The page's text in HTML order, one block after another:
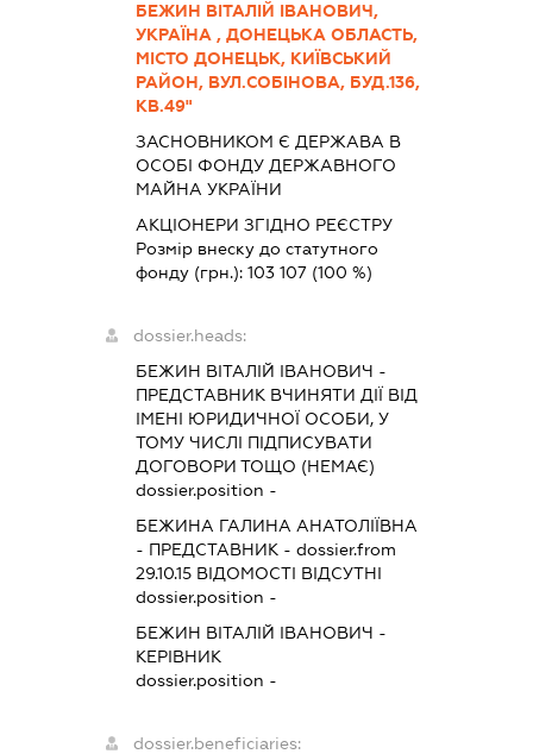
БЕЖИН ВІТАЛІЙ ІВАНОВИЧ,
УКРАЇНА , ДОНЕЦЬКА ОБЛАСТЬ,
МІСТО ДОНЕЦЬК, КИЇВСЬКИЙ
РАЙОН, ВУЛ.СОБІНОВА, БУД.136,
КВ.49"
ЗАСНОВНИКОМ Є ДЕРЖАВА В
ОСОБІ ФОНДУ ДЕРЖАВНОГО
МАЙНА УКРАЇНИ
АКЦІОНЕРИ ЗГІДНО РЕЄСТРУ
Розмір внеску до статутного
фонду (грн.):103 107 (100 %)
dossier.heads:
БЕЖИН ВІТАЛІЙ ІВАНОВИЧ -
ПРЕДСТАВНИК ВЧИНЯТИ ДІЇ ВІД
ІМЕНІ ЮРИДИЧНОЇ ОСОБИ, У
ТОМУ ЧИСЛІ ПІДПИСУВАТИ
ДОГОВОРИ ТОЩО (НЕМАЄ)
dossier.position -
БЕЖИНА ГАЛИНА АНАТОЛІЇВНА
- ПРЕДСТАВНИК - dossier.from
29.10.15 ВІДОМОСТІ ВІДСУТНІ
dossier.position -
БЕЖИН ВІТАЛІЙ ІВАНОВИЧ -
КЕРІВНИК
dossier.position -
dossier.beneficiaries: